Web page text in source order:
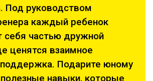
Под руководством
каждый ребенок
себя частью дружной
ценятся взаимное
Подарите юному
навыки, которые